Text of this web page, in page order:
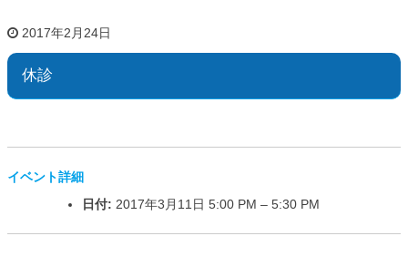
2017年2月24日
休診
イベント詳細
日付: 2017年3月11日 5:00 PM – 5:30 PM